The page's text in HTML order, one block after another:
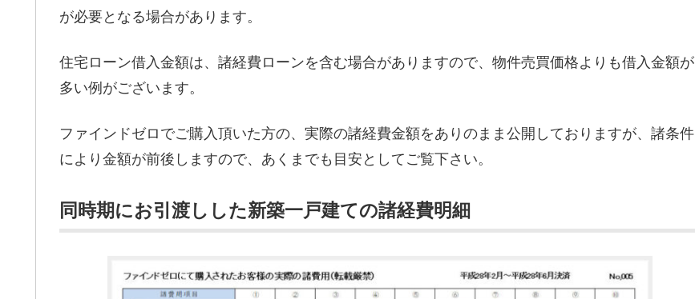
が必要となる場合があります。
住宅ローン借入金額は、諸経費ローンを含む場合がありますので、物件売買価格よりも借入金額が
多い例がございます。
ファインドゼロでご購入頂いた方の、実際の諸経費金額をありのまま公開しておりますが、諸条件
により金額が前後しますので、あくまでも目安としてご覧下さい。
同時期にお引渡しした新築一戸建ての諸経費明細